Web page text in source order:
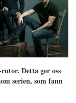
Detta ger oss
serien, som fann